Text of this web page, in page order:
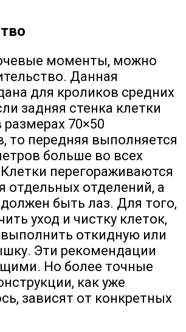
моменты, можно
Данная
для кроликов средних
задняя стенка клетки
70×50
то передняя выполняется
больше во всех
перегораживаются
отдельных отделений, а
быть лаз. Для того,
уход и чистку клеток,
откидную или
Эти рекомендации
Но более точные
как уже
зависят от конкретных